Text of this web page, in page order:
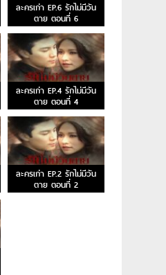
ละครเก่า EP.6 รักไม่มีวัน
ตาย ตอนที่ 6
ละครเก่า EP.4 รักไม่มีวัน
ตาย ตอนที่ 4
ละครเก่า EP.2 รักไม่มีวัน
ตาย ตอนที่ 2